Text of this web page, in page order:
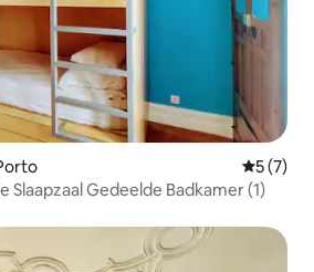
5 (7)
Slaapzaal Gedeelde Badkamer (1)